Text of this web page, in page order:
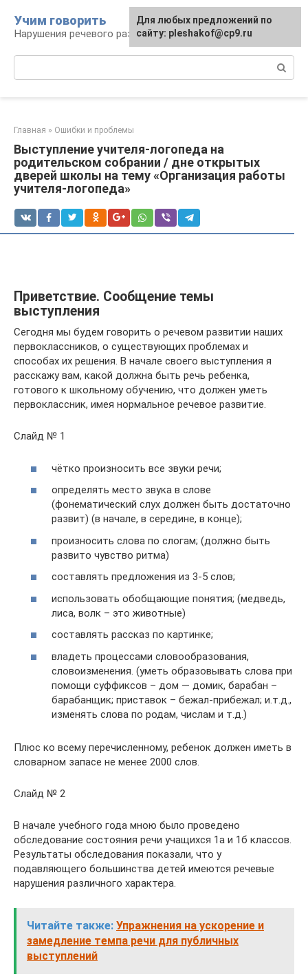
контенту
Учим говорить
Нарушения речевого развития
Главная » Ошибки и проблемы
Выступление учителя-логопеда на
родительском собрании / дне открытых
дверей школы на тему «Организация работы
учителя-логопеда»
Приветствие. Сообщение темы
выступления
Сегодня мы будем говорить о речевом развитии наших
первоклассников, о существующих проблемах и
способах их решения. В начале своего выступления я
расскажу вам, какой должна быть речь ребенка,
готового к школьному обучению, что должен уметь
первоклассник, имея нормальное речевое развитие.
Слайд № 1
чётко произносить все звуки речи;
определять место звука в слове
(фонематический слух должен быть достаточно
развит) (в начале, в середине, в конце);
произносить слова по слогам; (должно быть
развито чувство ритма)
составлять предложения из 3-5 слов;
использовать обобщающие понятия; (медведь,
лиса, волк – это животные)
составлять рассказ по картинке;
владеть процессами словообразования,
словоизменения. (уметь образовывать слова при
помощи суффиксов – дом — домик, барабан –
барабанщик; приставок – бежал-прибежал; и.т.д.,
изменять слова по родам, числам и т.д.)
Плюс ко всему перечисленному, ребенок должен иметь в
словарном запасе не менее 2000 слов.
Слайд № 2
В начале учебного года мною было проведено
обследование состояния речи учащихся 1а и 1б классов.
Результаты обследования показали, что у
подавляющего большинства детей имеются речевые
нарушения различного характера.
Читайте также: Упражнения на ускорение и
замедление темпа речи для публичных
выступлений
Для любых предложений по
сайту: pleshakof@cp9.ru